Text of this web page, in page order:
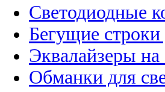
Светодиодные
Бегущие
Эквалайзеры на
Обманки для